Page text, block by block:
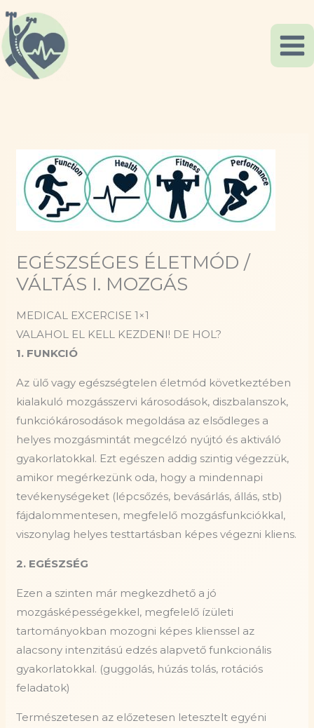
Skip
to
content
EGÉSZSÉGES ÉLETMÓD /
VÁLTÁS I. MOZGÁS
MEDICAL EXCERCISE 1×1
VALAHOL EL KELL KEZDENI! DE HOL?
1. FUNKCIÓ
Az ülő vagy egészségtelen életmód következtében
kialakuló mozgásszervi károsodások, diszbalanszok,
funkciókárosodások megoldása az elsődleges a
helyes mozgásmintát megcélzó nyújtó és aktiváló
gyakorlatokkal. Ezt egészen addig szintig végezzük,
amikor megérkezünk oda, hogy a mindennapi
tevékenységeket (lépcsőzés, bevásárlás, állás, stb)
fájdalommentesen, megfelelő mozgásfunkciókkal,
viszonylag helyes testtartásban képes végezni kliens.
2. EGÉSZSÉG
Ezen a szinten már megkezdhető a jó
mozgásképességekkel, megfelelő ízületi
tartományokban mozogni képes klienssel az
alacsony intenzitású edzés alapvető funkcionális
gyakorlatokkal. (guggolás, húzás tolás, rotációs
feladatok)
Természetesen az előzetesen letesztelt egyéni